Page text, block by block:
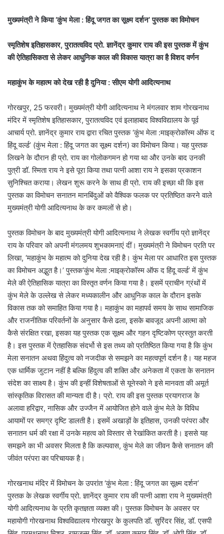
मुख्यमंत्री ने किया ‘कुंभ मेला : हिंदू जगत का सूक्ष्म दर्शन’ पुस्तक का विमोचन
स्मृतिशेष इतिहासकार, पुरातत्वविद प्रो. ज्ञानेंद्र कुमार राय की इस पुस्तक में कुंभ
की ऐतिहासिकता से लेकर आधुनिक काल की विकास यात्रा का है विशद वर्णन
महाकुंभ के महात्म को देख रही है दुनिया : सीएम योगी आदित्यनाथ
गोरखपुर, 25 फरवरी। मुख्यमंत्री योगी आदित्यनाथ ने मंगलवार शाम गोरखनाथ
मंदिर में स्मृतिशेष इतिहासकार, पुरातत्वविद एवं इलाहाबाद विश्वविद्यालय के पूर्व
आचार्य प्रो. ज्ञानेंद्र कुमार राय द्वारा रचित पुस्तक ‘कुंभ मेला :माइक्रोकॉस्म ऑफ द
हिंदू वर्ल्ड’ (कुंभ मेला : हिंदू जगत का सूक्ष्म दर्शन) का विमोचन किया। यह पुस्तक
लिखने के दौरान ही प्रो. राय का गोलोकगमन हो गया था और उनके बाद उनकी
पुत्री डॉ. स्मिता राय ने इसे पूरा किया तथा पत्नी आशा राय ने इसका प्रकाशन
सुनिश्चित कराया। लेखन शुरू करने के साथ ही प्रो. राय की इच्छा थी कि इस
पुस्तक का विमोचन सनातन मानबिंदुओं को वैश्विक फलक पर प्रतिष्ठित करने वाले
मुख्यमंत्री योगी आदित्यनाथ के कर कमलों से हो।
पुस्तक विमोचन के बाद मुख्यमंत्री योगी आदित्यनाथ ने लेखक स्वर्गीय प्रो ज्ञानेंद्र
राय के परिवार को अपनी मंगलमय शुभकामनाएं दीं। मुख्यमंत्री ने विमोचन प्रति पर
लिखा, ‘महाकुंभ के महात्म को दुनिया देख रही है। कुंभ मेला पर आधारित इस पुस्तक
का विमोचन अद्भुत है।’ पुस्तक‘कुंभ मेला :माइक्रोकॉस्म ऑफ द हिंदू वर्ल्ड’ में कुंभ
मेले की ऐतिहासिक यात्रा का विस्तृत वर्णन किया गया है। इसमें प्राचीन ग्रंथों में
कुंभ मेले के उल्लेख से लेकर मध्यकालीन और आधुनिक काल के दौरान इसके
विकास तक को समाहित किया गया है। महाकुंभ का महापर्व समय के साथ सामाजिक
और राजनीतिक परिवर्तनों के अनुसार कैसे ढला, इसके बावजूद अपनी आत्मा को
कैसे संरक्षित रखा, इसका यह पुस्तक एक सूक्ष्म और गहन दृष्टिकोण प्रस्तुत करती
है। इस पुस्तक में ऐतहासिक संदर्भो से इस तथ्य को प्रतिष्ठित किया गया है कि कुंभ
मेला सनातन अथवा हिंदुत्व को नजदीक से समझने का महत्वपूर्ण दर्शन है। यह महज
एक धार्मिक जुटान नहीं है बल्कि हिंदुत्व की शक्ति और अनेकता में एकता के सनातन
संदेश का साक्ष्य है। कुंभ की इन्हीं विशेषताओं से यूनेस्को ने इसे मानवता की अमूर्त
सांस्कृतिक विरासत की मान्यता दी है। प्रो. राय की इस पुस्तक प्रयागराज के
अलावा हरिद्वार, नासिक और उज्जैन में आयोजित होने वाले कुंभ मेले के विविध
आयामों पर समग्र दृष्टि डालती है। इसमें अखाड़ों के इतिहास, उनकी परंपरा और
सनातन धर्म की रक्षा में उनके महत्व को विस्तार से रेखांकित करती है। इससे यह
समझने का भी अवसर मिलता है कि कल्पवास, कुंभ मेले का जीवन कैसे सनातन की
जीवंत परंपरा का परिचायक है।
गोरखनाथ मंदिर में विमोचन के उपरांत ‘कुंभ मेला : हिंदू जगत का सूक्ष्म दर्शन’
पुस्तक के लेखक स्वर्गीय प्रो. ज्ञानेंद्र कुमार राय की पत्नी आशा राय ने मुख्यमंत्री
योगी आदित्यनाथ के प्रति कृतज्ञता व्यक्त की। पुस्तक विमोचन के अवसर पर
महायोगी गोरखनाथ विश्वविद्यालय गोरखपुर के कुलपति डॉ. सुरिंदर सिंह, डॉ. एसपी